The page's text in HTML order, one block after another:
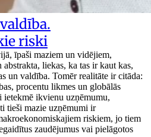
riski
īpaši maziem un vidējiem,
liekas, ka tas ir kaut kas,
un valdība. Tomēr realitāte ir citāda:
procentu likmes un globālās
ietekmē ikvienu uzņēmumu,
tieši mazie uzņēmumi ir
riskiem, jo tiem
zaudējumus vai pielāgotos